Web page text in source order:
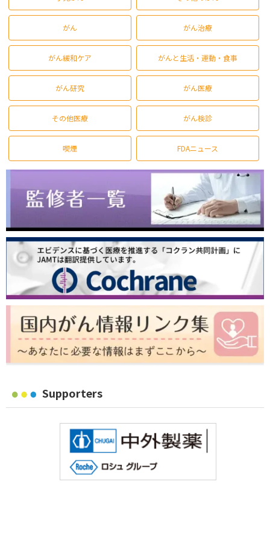
がん がん治療
がん緩和ケア がんと生活・運動・食事
がん研究 がん医療
その他医療 がん検診
喫煙 FDAニュース
Supporters